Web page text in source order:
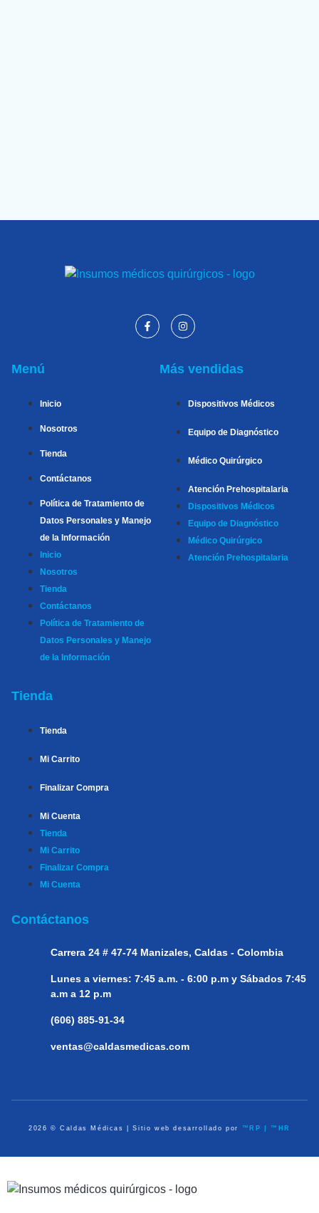
Menú
Inicio
Nosotros
Tienda
Contáctanos
Política de Tratamiento de
Datos Personales y Manejo
de la Información
Inicio
Nosotros
Tienda
Contáctanos
Política de Tratamiento de
Datos Personales y Manejo
de la Información
Más vendidas
Dispositivos Médicos
Equipo de Diagnóstico
Médico Quirúrgico
Atención Prehospitalaria
Dispositivos Médicos
Equipo de Diagnóstico
Médico Quirúrgico
Atención Prehospitalaria
Tienda
Tienda
Mi Carrito
Finalizar Compra
Mi Cuenta
Tienda
Mi Carrito
Finalizar Compra
Mi Cuenta
Contáctanos
Carrera 24 # 47-74 Manizales, Caldas - Colombia
Lunes a viernes: 7:45 a.m. - 6:00 p.m y Sábados 7:45
a.m a 12 p.m
(606) 885-91-34
ventas@caldasmedicas.com
2026 © Caldas Médicas | Sitio web desarrollado por ™RP | ™HR